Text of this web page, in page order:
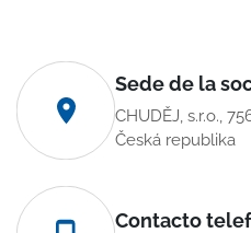
Sede de la
CHUDĚJ, s.r.o.,
Česká republika
Contacto